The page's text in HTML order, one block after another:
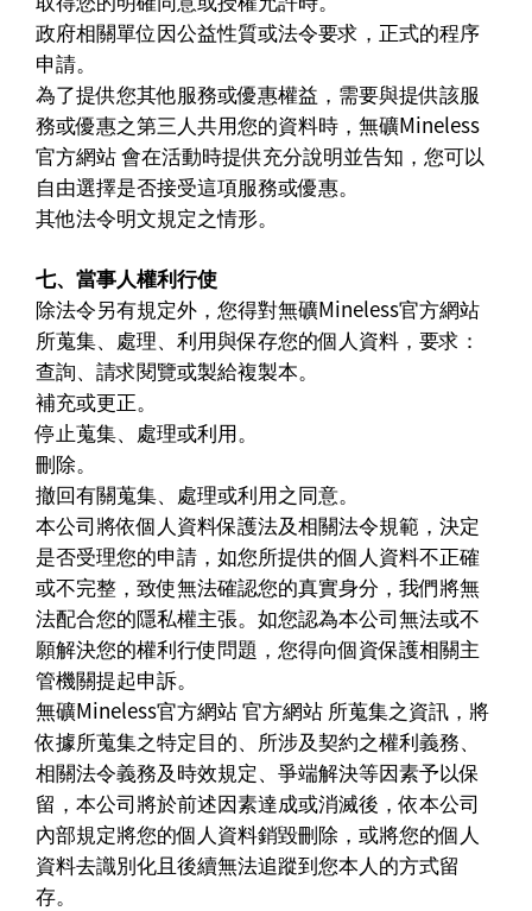
政府相關單位因公益性質或法令要求，正式的程序
申請。
為了提供您其他服務或優惠權益，需要與提供該服
務或優惠之第三人共用您的資料時，無礦Mineless
官方網站 會在活動時提供充分說明並告知，您可以
自由選擇是否接受這項服務或優惠。
其他法令明文規定之情形。
七、當事人權利行使
除法令另有規定外，您得對無礦Mineless官方網站
所蒐集、處理、利用與保存您的個人資料，要求：
查詢、請求閱覽或製給複製本。
補充或更正。
停止蒐集、處理或利用。
刪除。
撤回有關蒐集、處理或利用之同意。
本公司將依個人資料保護法及相關法令規範，決定
是否受理您的申請，如您所提供的個人資料不正確
或不完整，致使無法確認您的真實身分，我們將無
法配合您的隱私權主張。如您認為本公司無法或不
願解決您的權利行使問題，您得向個資保護相關主
管機關提起申訴。
無礦Mineless官方網站 官方網站 所蒐集之資訊，將
依據所蒐集之特定目的、所涉及契約之權利義務、
相關法令義務及時效規定、爭端解決等因素予以保
留，本公司將於前述因素達成或消滅後，依本公司
內部規定將您的個人資料銷毀刪除，或將您的個人
資料去識別化且後續無法追蹤到您本人的方式留
存。